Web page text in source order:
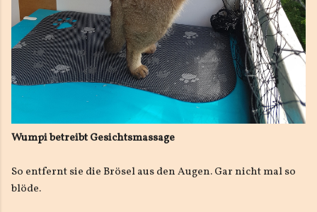
Wumpi betreibt Gesichtsmassage
So entfernt sie die Brösel aus den Augen. Gar nicht mal so
blöde.